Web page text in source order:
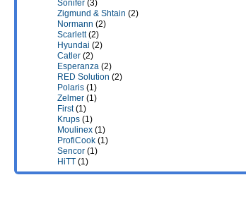
Sonifer (3)
Zigmund & Shtain (2)
Normann (2)
Scarlett(2)
Hyundai (2)
Catler (2)
Esperanza (2)
RED Solution (2)
Polaris (1)
Zelmer (1)
First(1)
Krups (1)
Moulinex (1)
ProfiCook (1)
Sencor (1)
HiTT (1)
Smeg(1)